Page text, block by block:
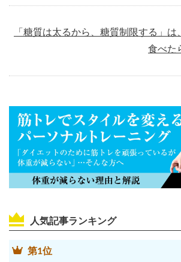
「糖質は太るから、糖質制限する」は
食べた
人気記事ランキング
第1位